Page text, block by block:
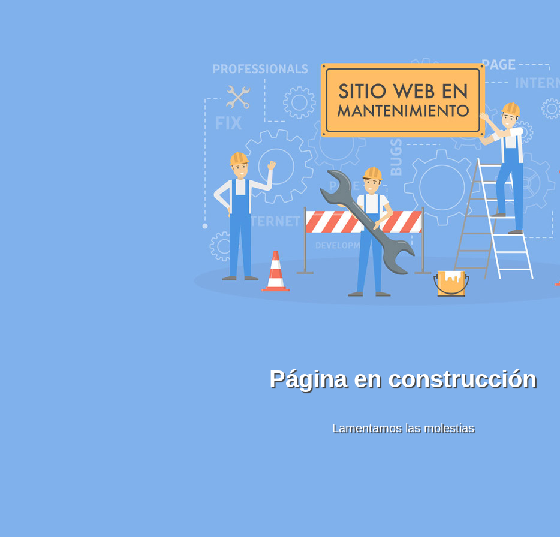
Página en construcción
Lamentamos las molestias